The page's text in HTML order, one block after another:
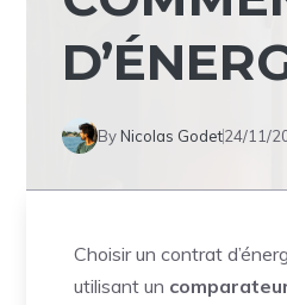
By Nicolas Godet24/11/
Choisir un contrat
utilisant un